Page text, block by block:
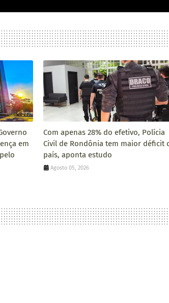
em
Com apenas 28% do efetivo, Polícia
Civil de Rondônia tem maior déficit
país, aponta estudo
Agosto 05, 2026